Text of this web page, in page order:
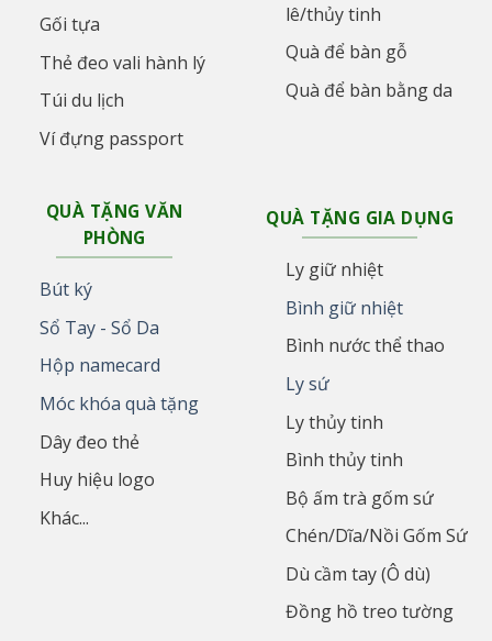
Gối tựa
Thẻ đeo vali hành lý
Túi du lịch
Ví đựng passport
lê/thủy tinh
Quà để bàn gỗ
Quà để bàn bằng da
QUÀ TẶNG VĂN
PHÒNG
Bút ký
Sổ Tay - Sổ Da
Hộp namecard
Móc khóa quà tặng
Dây đeo thẻ
Huy hiệu logo
Khác...
QUÀ TẶNG GIA DỤNG
Ly giữ nhiệt
Bình giữ nhiệt
Bình nước thể thao
Ly sứ
Ly thủy tinh
Bình thủy tinh
Bộ ấm trà gốm sứ
Chén/Dĩa/Nồi Gốm Sứ
Dù cầm tay (Ô dù)
Đồng hồ treo tường